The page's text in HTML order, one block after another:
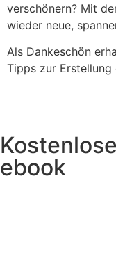
verschönern? Mit
wieder neue,
Als Dankeschön
Tipps zur Erstellung
ebook